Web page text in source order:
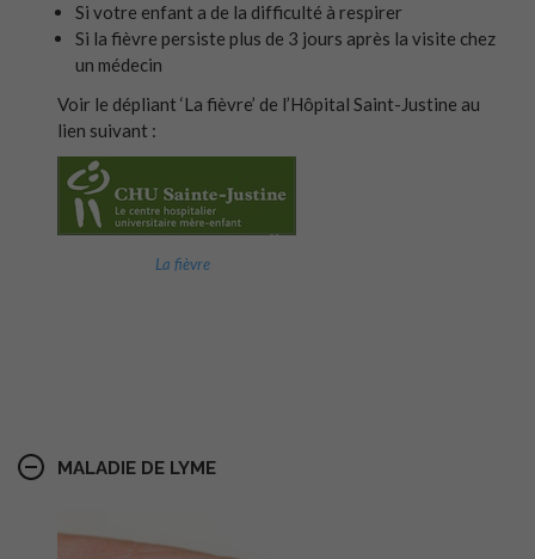
Si votre enfant a de la difficulté à respirer
Si la fièvre persiste plus de 3 jours après la visite chez
un médecin
Voir le dépliant ‘La fièvre’ de l’Hôpital Saint-Justine au
lien suivant :
La fièvre
MALADIE DE LYME